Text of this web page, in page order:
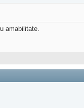
amabilitate.